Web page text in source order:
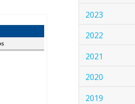
2023
2022
2021
2020
2019